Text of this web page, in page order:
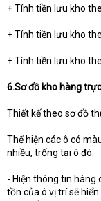
+ Tính tiền lưu kho
+ Tính tiền lưu kho
+ Tính tiền lưu kho
6.Sơ đồ kho hàng
Thiết kế theo sơ đồ
Thể hiện các ô có
nhiều, trống tại ô đó.
- Hiện thông tin hàng
tồn của ô vị trí sẽ